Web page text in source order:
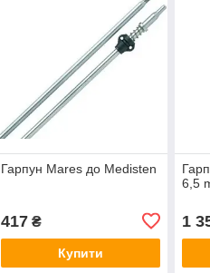
Гарпун Mares до Medisten
417₴
Купити
6,5
1